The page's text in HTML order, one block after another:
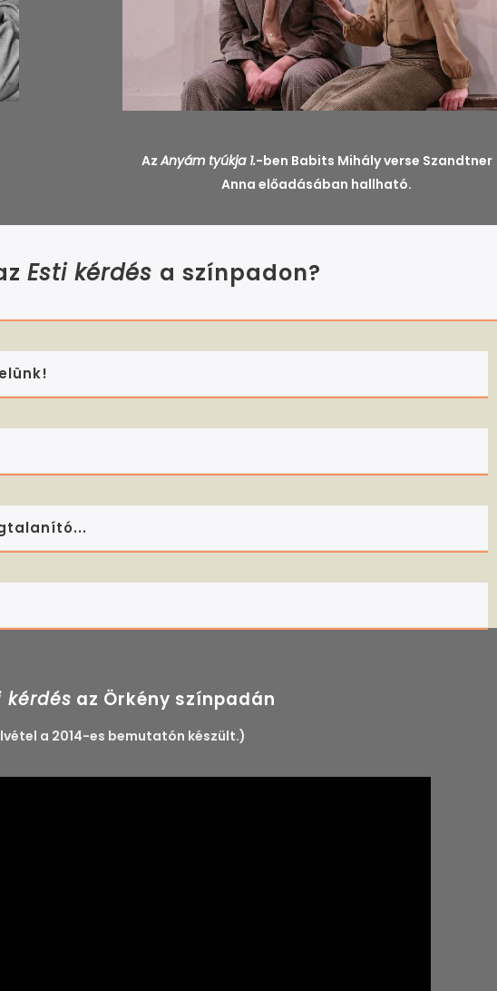
AzAnyám tyúkja 1.-ben Babits Mihály verse Szandtner
Anna előadásában hallható.
Esti kérdés a színpadon?
kérdés az Örkény színpadán
a 2014-es bemutatón készült.)